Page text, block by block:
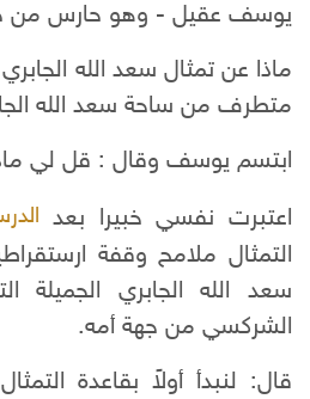
يوسف عقيل - وهو حارس من
ماذا عن تمثال سعد الله
متطرف من ساحة سعد الله
ابتسم يوسف وقال : قل لي
اعتبرت نفسي خبيرا بعد
التمثال ملامح وقفة
سعد الله الجابري الجميلة
الشركسي من جهة أمه.
قال: لنبدأ أولاً بقاعدة